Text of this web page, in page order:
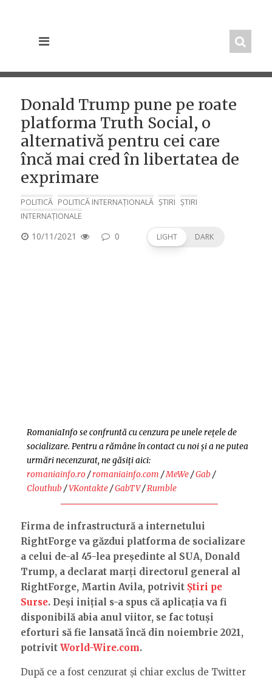
Donald Trump pune pe roate
platforma Truth Social, o
alternativă pentru cei care
încă mai cred în libertatea de
exprimare
POLITICĂ POLITICĂ INTERNAȚIONALĂ ȘTIRI ȘTIRI
INTERNAȚIONALE
POSTED
10/11/2021 0 LIGHT DARK
RomaniaInfo se confruntă cu cenzura pe unele rețele de
socializare. Pentru a rămâne în contact cu noi și a ne putea
urmări necenzurat, ne găsiți aici:
romaniainfo.ro/romaniainfo.com /MeWe/Gab /
Clouthub /VKontakte/GabTV/Rumble
Firma de infrastructură a internetului
RightForge va găzdui platforma de socializare
a celui de-al 45-lea președinte al SUA, Donald
Trump, a declarat marți directorul general al
RightForge, Martin Avila, potrivit Știri pe
Surse. Deși inițial s-a spus că aplicația va fi
disponibilă abia anul viitor, se fac totuși
eforturi să fie lansată încă din noiembrie 2021,
potrivit World-Wire.com.
După ce a fost cenzurat și chiar exclus de Twitter